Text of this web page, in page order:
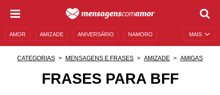
MAIS
AMOR AMIZADE ANIVERSÁRIO NAMORO
CATEGORIAS MENSAGENS E FRASES AMIZADE AMIGAS
FRASES PARA BFF